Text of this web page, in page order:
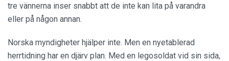
tre vännerna inser snabbt att de inte kan lita på varandra
eller på någon annan.
Norska myndigheter hjälper inte. Men en nyetablerad
herrtidning har en djärv plan. Med en legosoldat vid sin sida,